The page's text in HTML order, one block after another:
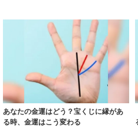
あなたの金運はどう？宝くじに縁があ
る時、金運はこう変わる